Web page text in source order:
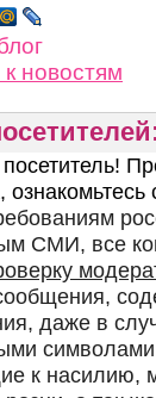
к новостям